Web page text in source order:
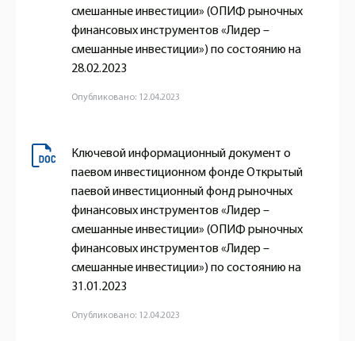
смешанные инвестиции» (ОПИФ рыночных
финансовых инструментов «Лидер –
смешанные инвестиции») по состоянию на
28.02.2023
Опубликовано: 12.04.2023
Ключевой информационный документ о
паевом инвестиционном фонде Открытый
паевой инвестиционный фонд рыночных
финансовых инструментов «Лидер –
смешанные инвестиции» (ОПИФ рыночных
финансовых инструментов «Лидер –
смешанные инвестиции») по состоянию на
31.01.2023
Опубликовано: 12.04.2023